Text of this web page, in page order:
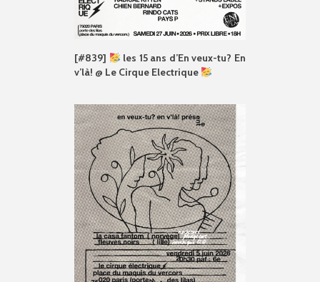
[#839]
les 15 ans d’En veux-tu? En
v’là! @ Le Cirque Electrique